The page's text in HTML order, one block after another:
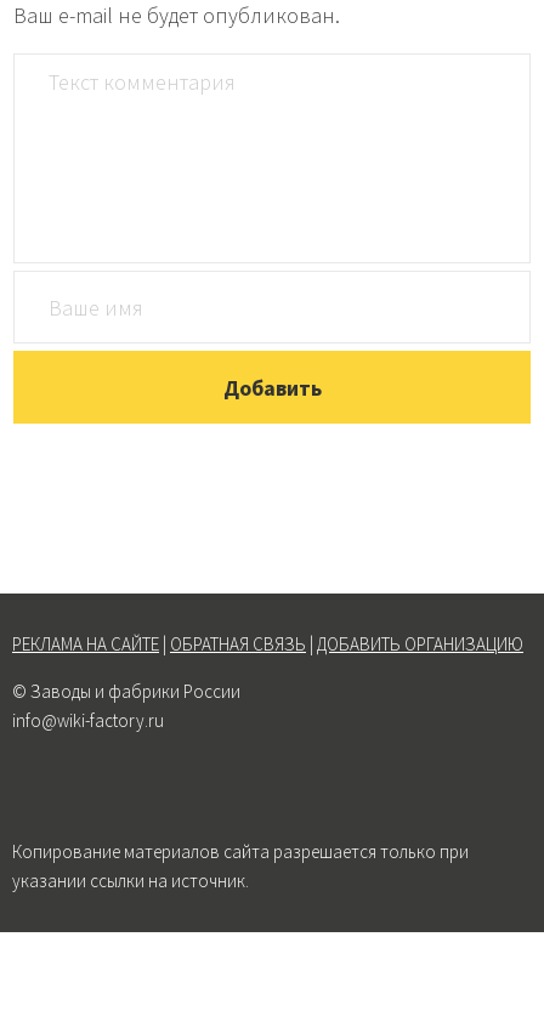
Ваш e-mail не будет опубликован.
РЕКЛАМА НА САЙТЕ ОБРАТНАЯ СВЯЗЬ ДОБАВИТЬ ОРГАНИЗАЦИЮ
© Заводы и фабрики России
info@wiki-factory.ru
Копирование материалов сайта разрешается только при
указании ссылки на источник.